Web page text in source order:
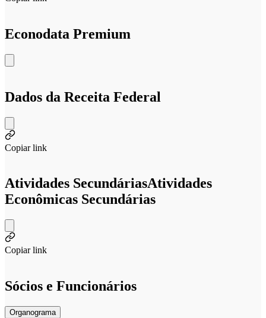
Econodata Premium
Dados da Receita Federal
Copiar link
Atividades SecundáriasAtividades
Econômicas Secundárias
Copiar link
Sócios e Funcionários
Organograma